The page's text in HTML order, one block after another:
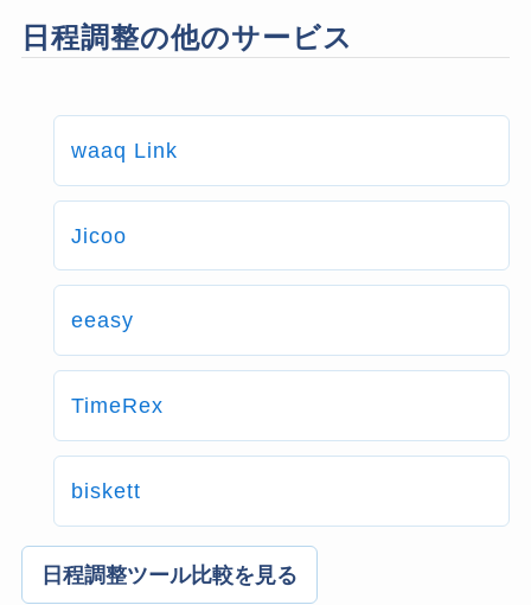
日程調整の他のサービス
waaq Link
Jicoo
eeasy
TimeRex
biskett
日程調整ツール比較を見る